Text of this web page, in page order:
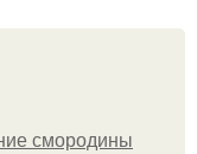
смородины